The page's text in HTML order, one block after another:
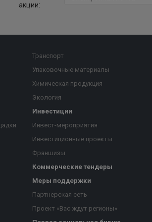
акции:
Транспорт
Упаковочные материалы
Химическая продукция
Экология
Инвестиции
Инвест-мероприятия
Инвестиционные проекты
Франшизы
Коммерческие тендеры
Меры поддержки
Партнерская сеть
Проект «Вас ждут регионы»